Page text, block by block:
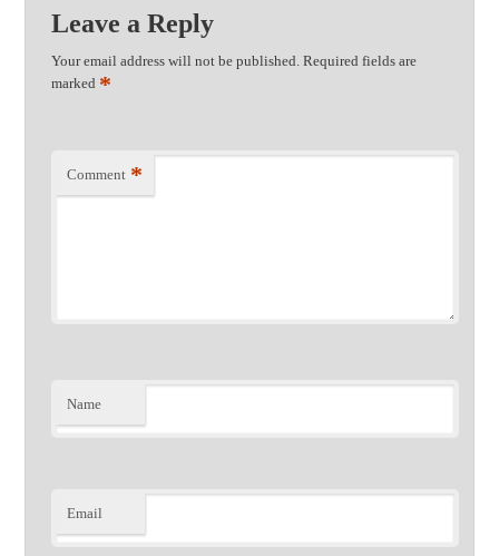
Leave a Reply
Your email address will not be published. Required fields are
marked *
Comment *
Name
Email